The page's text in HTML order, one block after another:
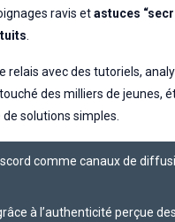
ravis etastuces
.
relais avec des tutoriels,
des milliers de jeunes,
solutions simples.
comme canaux de
à l’authenticité perçue